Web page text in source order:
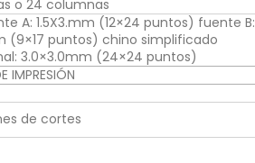
o 24 columnas
A: 1.5X3.mm (12×24 puntos) fuente B:
(9×17 puntos) chino simplificado
3.0×3.0mm (24×24 puntos)
IMPRESIÓN
de cortes